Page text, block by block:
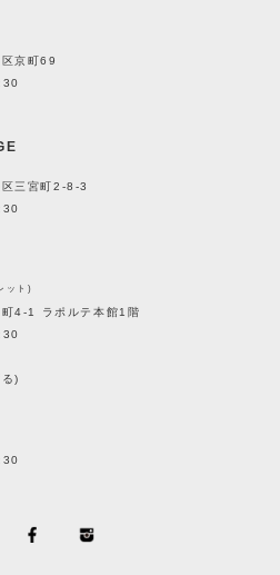
京町69
三宮町2-8-3
ット)
4-1 ラポルテ本館1階
)